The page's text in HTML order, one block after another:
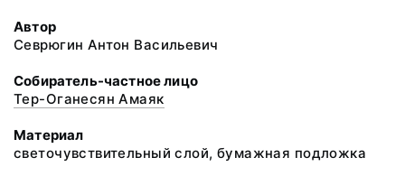
Автор
Севрюгин Антон Васильевич
Собиратель-частное лицо
Тер-Оганесян Амаяк
Материал
светочувствительный слой, бумажная подложка